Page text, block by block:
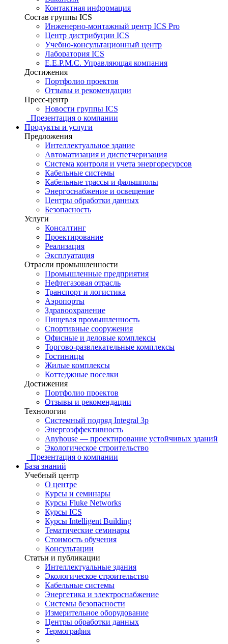
Контактная информация
Состав группы ICS
Инженерно-монтажный центр ICS Pro
Центр дистрибуции ICS
Учебно-консультационный центр
Лаборатория ICS
E.E.P.M.C. Управляющая компания
Достижения
Портфолио проектов
Отзывы и рекомендации
Пресс-центр
Новости группы ICS
Презентация о компании
Продукты и услуги
Предложения
Интеллектуальное здание
Автоматизация и диспетчеризация
Система контроля и учета энергоресурсов
Кабельные системы
Кабельные трассы и фальшполы
Энергоснабжение и освещение
Центры обработки данных
Безопасность
Услуги
Консалтинг
Проектирование
Реализация
Эксплуатация
Отрасли промышленности
Промышленные предприятия
Нефтегазовая отрасль
Транспорт и логистика
Аэропорты
Здравоохранение
Пищевая промышленность
Спортивные сооружения
Офисные и деловые комплексы
Торгово-развлекательные комплексы
Гостиницы
Жилые комплексы
Коттеджные поселки
Достижения
Портфолио проектов
Отзывы и рекомендации
Технологии
Системный подряд Integral 3p
Энергоэффективность
Anyhouse — проектирование устойчивых зданий
Экологическое строительство
Презентация о компании
База знаний
Учебный центр
О центре
Курсы и семинары
Курсы Fluke Networks
Курсы ICS
Курсы Intelligent Building
Тематические семинары
Стоимость обучения
Консультации
Статьи и публикации
Интеллектуальные здания
Экологическое строительство
Кабельные системы
Энергетика и электроснабжение
Системы безопасности
Измерительное оборудование
Центры обработки данных
Термография